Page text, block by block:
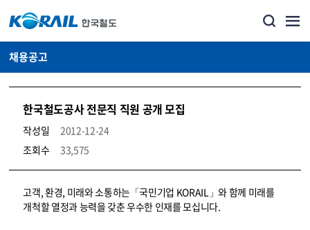
채용공고
한국철도공사 전문직 직원 공개 모집
작성일
2012-12-24
조회수
33,575
코레일소개_경영공시_채용공고 상세보기 – 내용, 파일, 담당자 연락처로 구성
고객, 환경, 미래와 소통하는「국민기업 KORAIL」와 함께 미래를
개척할 열정과 능력을 갖춘 우수한 인재를 모십니다.